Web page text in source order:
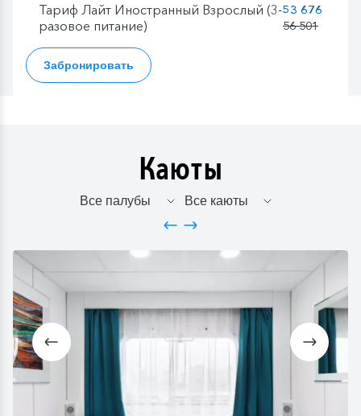
Тариф Лайт Иностранный Взрослый (3-
разовое питание)
53 676
56 501
Забронировать
Каюты